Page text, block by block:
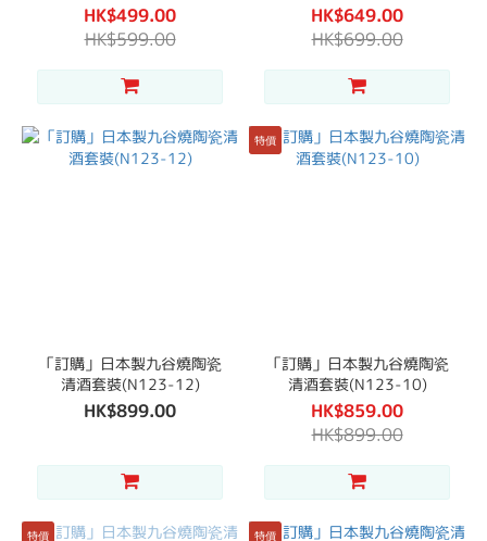
HK$499.00
HK$599.00
HK$649.00
HK$699.00
「訂購」日本製九谷燒陶瓷
清酒套裝(N123-12)
HK$899.00
特價
「訂購」日本製九谷燒陶瓷
清酒套裝(N123-10)
HK$859.00
HK$899.00
特價 特價